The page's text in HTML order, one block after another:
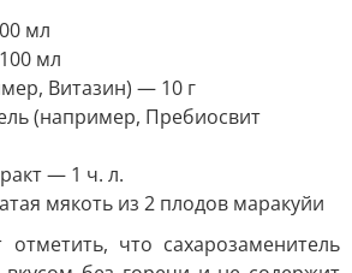
мл
мл
Витазин) — 10 г
(например, Пребиосвит
— 1 ч. л.
мякоть из 2 плодов маракуйи
что сахарозаменитель